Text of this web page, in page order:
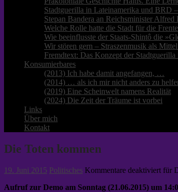
Stadtguerilla in Lateinamerika und BRD
Stepan Bandera an Reichsminister
Welche Rolle hatte die Stadt für die
Wie beeinflusste der Staats-Shintô die
Wir stören gern – Straszenmusik als
Fremdtext: Das Konzept der
Konsumierbares
(2013) Ich habe damit angefangen, …
(2014) … als ich mir nicht anders zu
(2019) Eine Scheinwelt namens Realität
(2024) Die Zeit der Träume ist vorbei
Links
Über mich
Kontakt
Die Toten kommen
19. Juni 2015 Politisches Kommentare deaktiviert für
Aufruf zur Demo am Sonntag (21.06.2015) um